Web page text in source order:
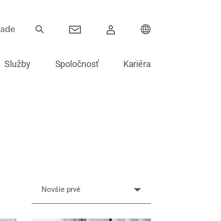
Zasklievanie dverí
Služby Spoločnosť Kariéra
Novšie prvé